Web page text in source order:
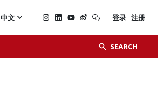
 SEARCH
中文  登录 注册